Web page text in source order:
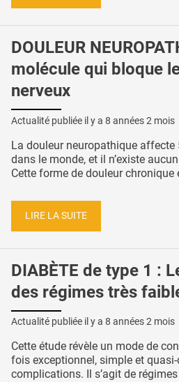
DOULEUR
molécule qui bloque
nerveux
Actualité publiée il y a 8 années 2 mois
La douleur neuropathique affecte
dans le monde, et il n’existe
Cette forme de douleur chronique
LIRE LA SUITE
DIABÈTE de type 1 :
des régimes très
Actualité publiée il y a 8 années 2 mois
Cette étude révèle un mode de
fois exceptionnel, simple et
complications. Il s’agit de